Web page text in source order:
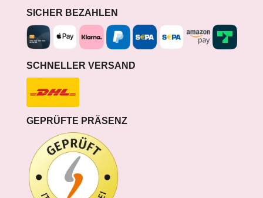
SICHER BEZAHLEN
SCHNELLER VERSAND
GEPRÜFTE PRÄSENZ